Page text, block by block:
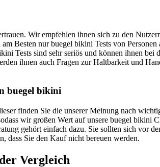
Wir empfehlen ihnen sich zu den
Besten nur buegel bikini Tests von
Tests sind sehr seriös und können ihnen
ihnen auch Fragen zur Haltbarkeit und
buegel bikini
finden Sie die unserer Meinung nach
wir großen Wert auf unsere buegel
gehört einfach dazu. Sie sollten sich
dass Sie den Kauf nicht bereuen werden.
Vergleich